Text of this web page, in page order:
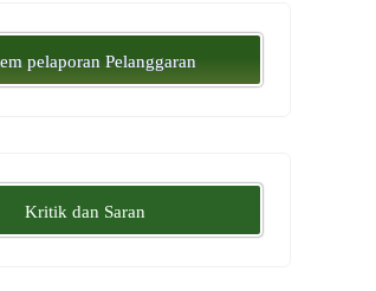
pelaporan Pelanggaran
Kritik dan Saran